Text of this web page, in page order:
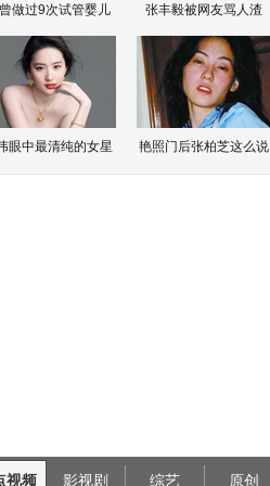
做过9次试管婴儿 张丰毅被网友骂人渣
眼中最清纯的女星 艳照门后张柏芝这么说
视频 影视剧 综艺 原创